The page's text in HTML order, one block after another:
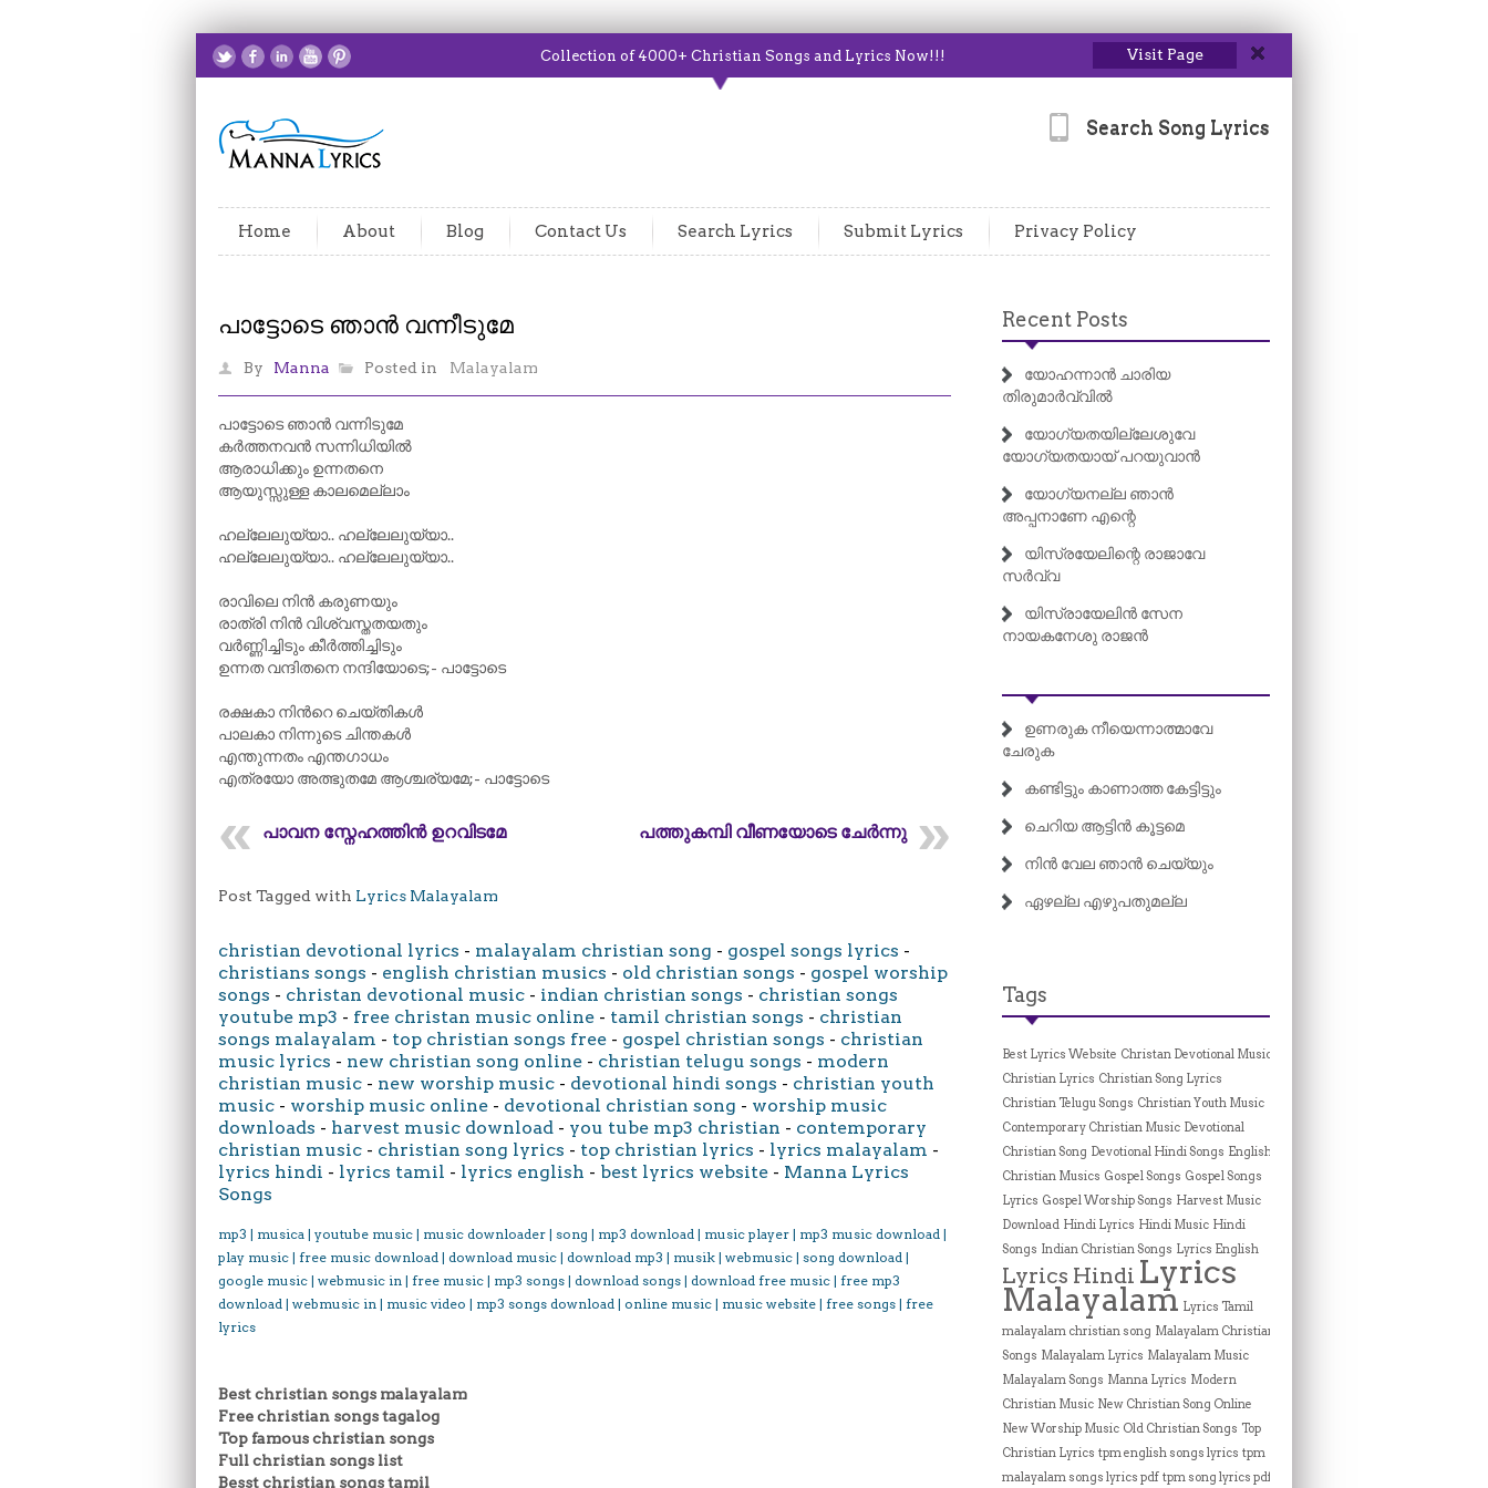
Collection of 4000+ Christian Songs and Lyrics Now!!! Visit Page
Search Song Lyrics
Home About Blog Contact Us Search Lyrics Submit Lyrics Privacy Policy
പാട്ടോടെ ഞാൻ വന്നീടുമേ
By Manna Posted in Malayalam
പാട്ടോടെ ഞാൻ വന്നിടുമേ
കർത്തനവൻ സന്നിധിയിൽ
ആരാധിക്കും ഉന്നതനെ
ആയുസ്സുള്ള കാലമെല്ലാം
ഹല്ലേലുയ്യാ.. ഹല്ലേലുയ്യാ..
ഹല്ലേലുയ്യാ.. ഹല്ലേലുയ്യാ..
രാവിലെ നിൻ കരുണയും
രാത്രി നിൻ വിശ്വസ്തതയതും
വർണ്ണിച്ചിടും കീർത്തിച്ചിടും
ഉന്നത വന്ദിതനെ നന്ദിയോടെ;- പാട്ടോടെ
രക്ഷകാ നിന്‍റെ ചെയ്തികൾ
പാലകാ നിന്നുടെ ചിന്തകൾ
എന്തുന്നതം എന്തഗാധം
എത്രയോ അത്ഭുതമേ ആശ്ചര്യമേ;- പാട്ടോടെ
പാവന സ്നേഹത്തിൻ ഉറവിടമേ പത്തുകമ്പി വീണയോടെ ചേർന്നു
Post Tagged with Lyrics Malayalam
christian devotional lyrics - malayalam christian song - gospel songs lyrics -
christians songs - english christian musics - old christian songs - gospel worship
songs - christan devotional music - indian christian songs - christian songs
youtube mp3 - free christan music online - tamil christian songs - christian
songs malayalam - top christian songs free - gospel christian songs - christian
music lyrics - new christian song online - christian telugu songs - modern
christian music - new worship music - devotional hindi songs - christian youth
music - worship music online - devotional christian song - worship music
downloads - harvest music download - you tube mp3 christian - contemporary
christian music - christian song lyrics - top christian lyrics - lyrics malayalam -
lyrics hindi - lyrics tamil - lyrics english - best lyrics website - Manna Lyrics
Songs
mp3 | musica | youtube music | music downloader | song | mp3 download | music player | mp3 music download |
play music | free music download | download music | download mp3 | musik | webmusic | song download |
google music | webmusic in | free music | mp3 songs | download songs | download free music | free mp3
download | webmusic in | music video | mp3 songs download | online music | music website | free songs | free
lyrics
Best christian songs malayalam
Free christian songs tagalog
Top famous christian songs
Full christian songs list
Besst christian songs tamil
Recent Posts
യോഹന്നാൻ ചാരിയ
തിരുമാർവ്വിൽ
യോഗ്യതയില്ലേശുവേ
യോഗ്യതയായ് പറയുവാൻ
യോഗ്യനല്ല ഞാൻ
അപ്പനാണേ എന്റെ
യിസ്രയേലിന്റെ രാജാവേ
സർവ്വ
യിസ്രായേലിൻ സേന
നായകനേശു രാജൻ
ഉണരുക നീയെന്നാത്മാവേ
ചേരുക
കണ്ടിട്ടും കാണാത്ത കേട്ടിട്ടും
ചെറിയ ആട്ടിൻ കൂട്ടമെ
നിൻ വേല ഞാൻ ചെയ്യും
ഏഴല്ല എഴുപതുമല്ല
Tags
Best Lyrics Website Christan Devotional Music
Christian Lyrics Christian Song Lyrics
Christian Telugu Songs Christian Youth Music
Contemporary Christian Music Devotional
Christian Song Devotional Hindi Songs English
Christian Musics Gospel Songs Gospel Songs
Lyrics Gospel Worship Songs Harvest Music
Download Hindi Lyrics Hindi Music Hindi
Songs Indian Christian Songs Lyrics English
Lyrics Hindi Lyrics
Malayalam Lyrics Tamil
malayalam christian song Malayalam Christian
Songs Malayalam Lyrics Malayalam Music
Malayalam Songs Manna Lyrics Modern
Christian Music New Christian Song Online
New Worship Music Old Christian Songs Top
Christian Lyrics tpm english songs lyrics tpm
malayalam songs lyrics pdf tpm song lyrics pdf